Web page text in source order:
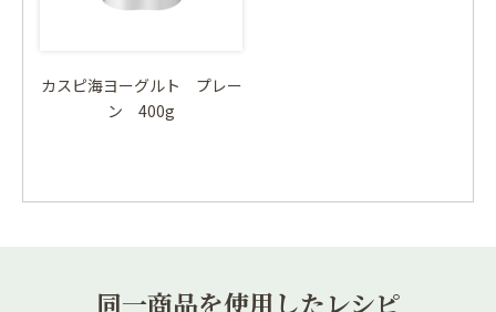
カスピ海ヨーグルト プレー
ン 400g
同一商品を使用したレシピ